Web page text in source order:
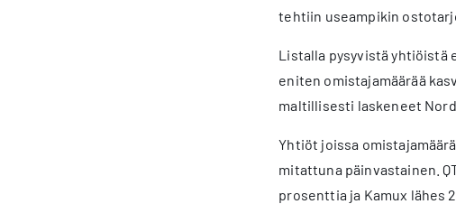
tehtiin useampikin
Listalla pysyvistä yhtiöistä
eniten omistajamäärää
maltillisesti laskeneet
Yhtiöt joissa
mitattuna päinvastainen.
prosenttia ja Kamux lähes